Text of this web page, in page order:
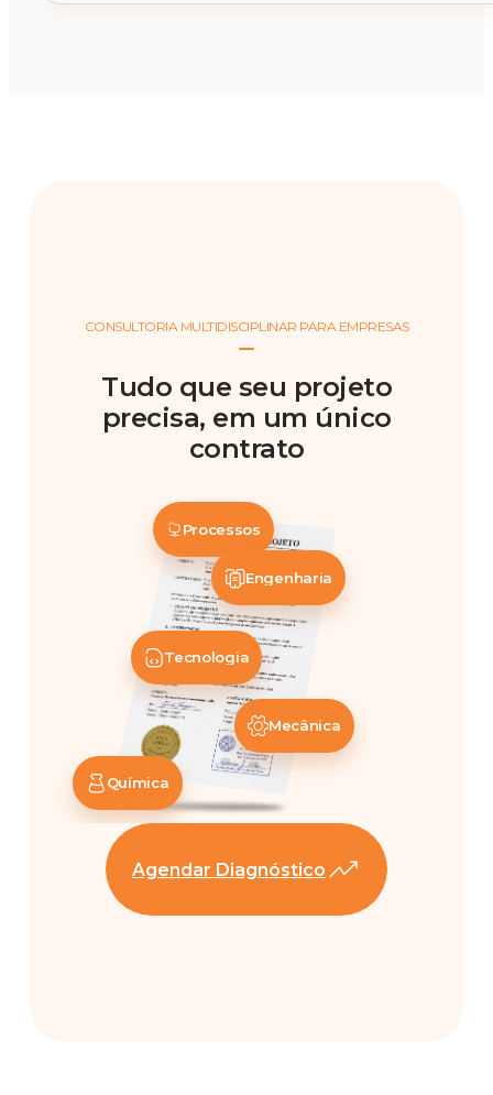
CONSULTORIA MULTIDISCIPLINAR PARA EMPRESAS
Tudo que seu projeto
precisa, em um único
contrato
Agendar Diagnóstico
Mecânica
Tecnologia
Processos
Engenharia
Química